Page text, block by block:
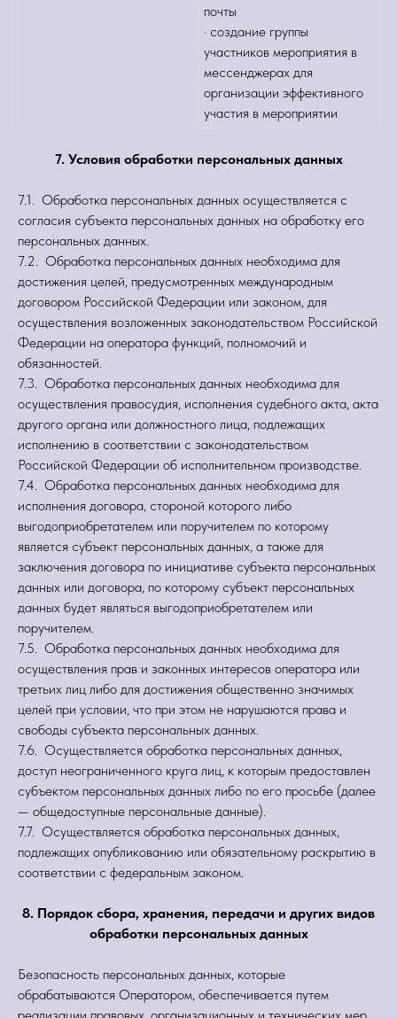
почты
· создание группы
участников мероприятия в
мессенджерах для
организации эффективного
участия в мероприятии
7. Условия обработки персональных данных
7.1. Обработка персональных данных осуществляется с
согласия субъекта персональных данных на обработку его
персональных данных.
7.2. Обработка персональных данных необходима для
достижения целей, предусмотренных международным
договором Российской Федерации или законом, для
осуществления возложенных законодательством Российской
Федерации на оператора функций, полномочий и
обязанностей.
7.3. Обработка персональных данных необходима для
осуществления правосудия, исполнения судебного акта, акта
другого органа или должностного лица, подлежащих
исполнению в соответствии с законодательством
Российской Федерации об исполнительном производстве.
7.4. Обработка персональных данных необходима для
исполнения договора, стороной которого либо
выгодоприобретателем или поручителем по которому
является субъект персональных данных, а также для
заключения договора по инициативе субъекта персональных
данных или договора, по которому субъект персональных
данных будет являться выгодоприобретателем или
поручителем.
7.5. Обработка персональных данных необходима для
осуществления прав и законных интересов оператора или
третьих лиц либо для достижения общественно значимых
целей при условии, что при этом не нарушаются права и
свободы субъекта персональных данных.
7.6. Осуществляется обработка персональных данных,
доступ неограниченного круга лиц, к которым предоставлен
субъектом персональных данных либо по его просьбе (далее
— общедоступные персональные данные).
7.7. Осуществляется обработка персональных данных,
подлежащих опубликованию или обязательному раскрытию в
соответствии с федеральным законом.
8. Порядок сбора, хранения, передачи и других видов
обработки персональных данных
Безопасность персональных данных, которые
обрабатываются Оператором, обеспечивается путем